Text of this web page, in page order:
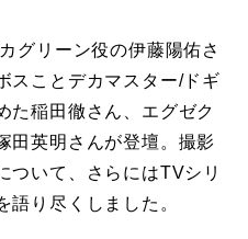
グリーン役の伊藤陽佑さ
スことデカマスター/ドギ
た稲田徹さん、エグゼク
田英明さんが登壇。撮影
ついて、さらにはTVシリ
語り尽くしました。